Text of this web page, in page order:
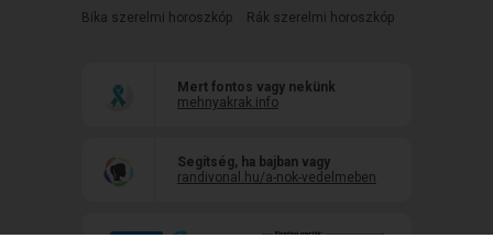
Bika szerelmi horoszkóp
Rák szerelmi horoszkóp
Mert fontos vagy nekünk
mehnyakrak.info
Segítség, ha bajban vagy
randivonal.hu/a-nok-vedelmeben